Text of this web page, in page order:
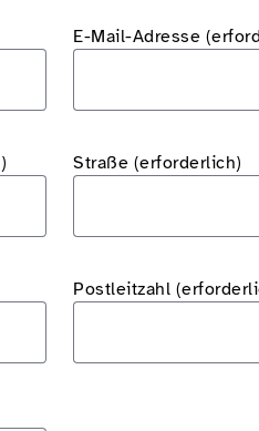
E-Mail-Adresse
Straße (erforderlich)
Postleitzahl